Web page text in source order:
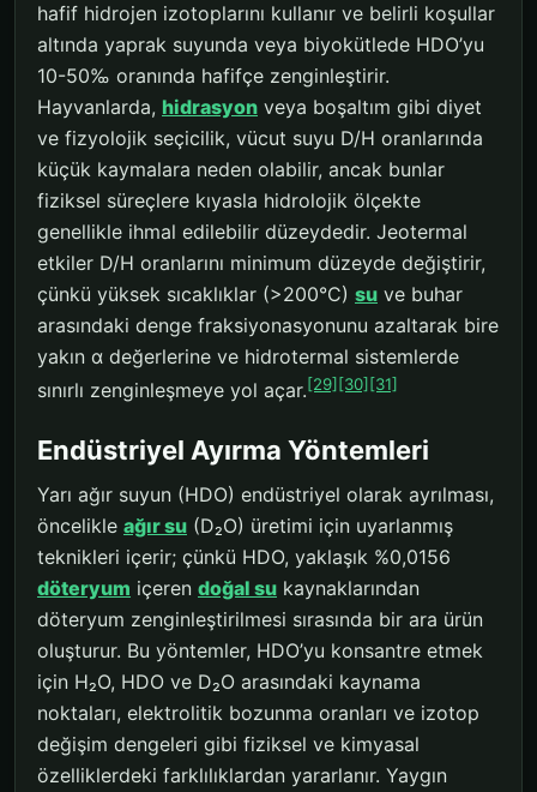
hafif hidrojen izotoplarını kullanır ve belirli koşullar
altında yaprak suyunda veya biyokütlede HDO’yu
10-50‰ oranında hafifçe zenginleştirir.
Hayvanlarda, hidrasyon veya boşaltım gibi diyet
ve fizyolojik seçicilik, vücut suyu D/H oranlarında
küçük kaymalara neden olabilir, ancak bunlar
fiziksel süreçlere kıyasla hidrolojik ölçekte
genellikle ihmal edilebilir düzeydedir. Jeotermal
etkiler D/H oranlarını minimum düzeyde değiştirir,
çünkü yüksek sıcaklıklar (>200°C) su ve buhar
arasındaki denge fraksiyonasyonunu azaltarak bire
yakın α değerlerine ve hidrotermal sistemlerde
sınırlı zenginleşmeye yol açar.[29] [30] [31]
Endüstriyel Ayırma Yöntemleri
Yarı ağır suyun (HDO) endüstriyel olarak ayrılması,
öncelikle ağır su (D₂O) üretimi için uyarlanmış
teknikleri içerir; çünkü HDO, yaklaşık %0,0156
döteryum içeren doğal su kaynaklarından
döteryum zenginleştirilmesi sırasında bir ara ürün
oluşturur. Bu yöntemler, HDO’yu konsantre etmek
için H₂O, HDO ve D₂O arasındaki kaynama
noktaları, elektrolitik bozunma oranları ve izotop
değişim dengeleri gibi fiziksel ve kimyasal
özelliklerdeki farklılıklardan yararlanır. Yaygın